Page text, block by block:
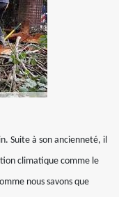
Suite à son ancienneté, il
climatique comme le
nous savons que